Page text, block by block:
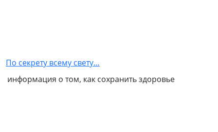
партнером
NSP
По секрету всему свету…
информация о том, как сохранить здоровье